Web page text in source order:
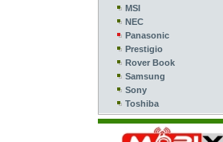
MSI
NEC
Panasonic
Prestigio
Rover Book
Samsung
Sony
Toshiba